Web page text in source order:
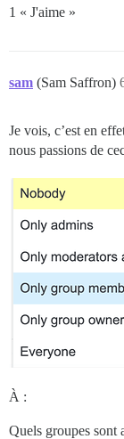
1 « J'aime »
sam (Sam Saffron)
Je vois, c’est en
nous passions de
À :
Quels groupes sont